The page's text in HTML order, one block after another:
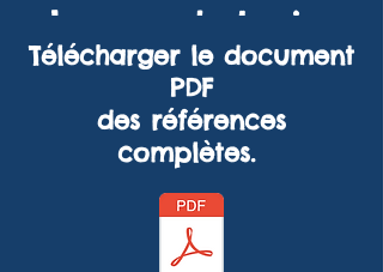
La morphologie
Les références
Télécharger le document
PDF
des références
complètes.